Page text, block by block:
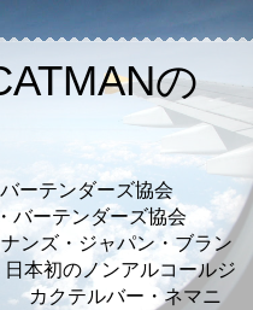
の
ーテンダーズ協会
バーテンダーズ協会
ンズ・ジャパン・ブラン
本初のノンアルコールジ
カクテルバー・ネマニ